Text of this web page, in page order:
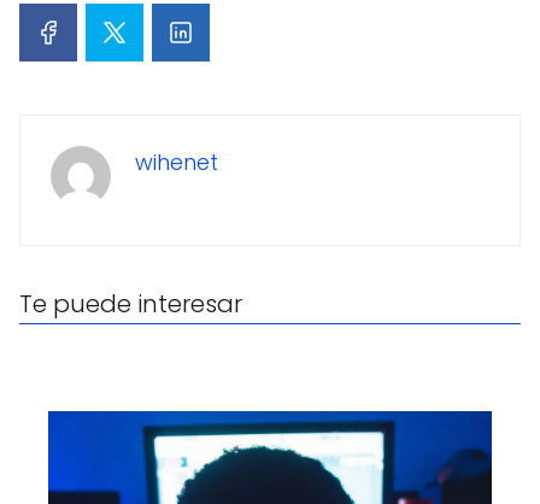
wihenet
Te puede interesar